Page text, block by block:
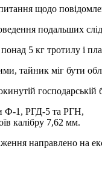
щодо
подальших
5 кг тротилу і
тайник міг бути
господарській
Ф-1, РГД-5 та РГН,
калібру 7,62 мм.
направлено на